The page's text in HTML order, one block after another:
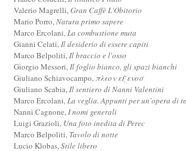
Valerio Magrelli,Gran Caffè L'Obitorio
Mario Porro,Natura primo sapere
Marco Ercolani,La combustione muta
Gianni Celati,Il desiderio di essere capiti
Marco Belpoliti,Il braccio e l'osso
Giorgio Messori,Il foglio bianco, gli spazi bianchi
Giuliano Schiavocampo,πλεον εξ ενοσ
Giuliano Scabia,Il sentiero di Nanni Valentini
Marco Ercolani,La veglia. Appunti per un'opera di
Nanni Cagnone,I nomi generali
Luigi Grazioli, Una foto inedita di Perec
Marco Belpoliti, Tavolo di notte
Lucio Klobas,Stile libero